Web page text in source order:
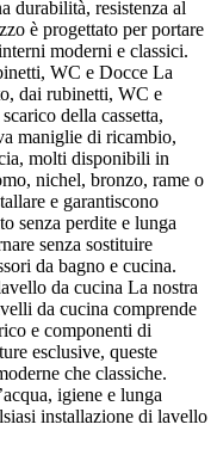
durabilità, resistenza al
è progettato per portare
moderni e classici.
WC e Docce La
dai rubinetti, WC e
della cassetta,
maniglie di ricambio,
molti disponibili in
nichel, bronzo, rame o
e garantiscono
senza perdite e lunga
senza sostituire
da bagno e cucina.
da cucina La nostra
da cucina comprende
e componenti di
esclusive, queste
che classiche.
igiene e lunga
installazione di lavello